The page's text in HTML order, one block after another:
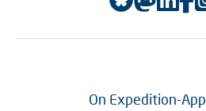
On Expedition-App